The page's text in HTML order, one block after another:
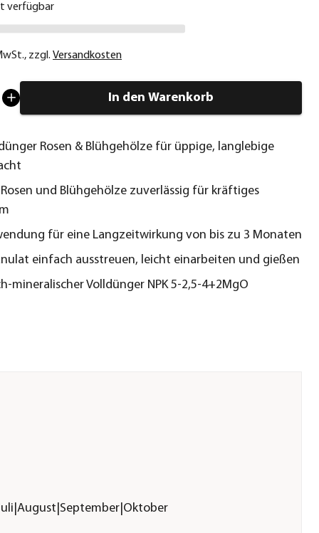
verfügbar
, zzgl. Versandkosten
In den Warenkorb
Rosen & Blühgehölze für üppige, langlebige
und Blühgehölze zuverlässig für kräftiges
für eine Langzeitwirkung von bis zu 3 Monaten
einfach ausstreuen, leicht einarbeiten und gießen
mineralischer Volldünger NPK 5-2,5-4+2MgO